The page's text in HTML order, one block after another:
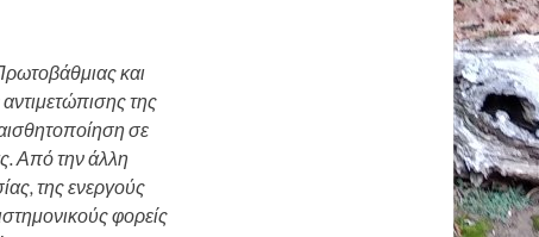
και
της
σε
Από την άλλη
της ενεργούς
φορείς